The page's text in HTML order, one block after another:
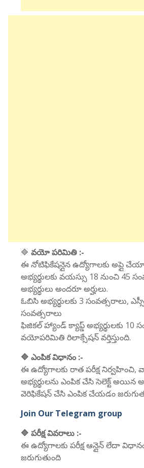
🔷 వయో పరిమితి :-
ఈ నోటిఫికేషన్లైన ఉద్యోగాలకు అప్లై
అభ్యర్థులకు వయస్సు 18 నుంచి 45
అభ్యర్థులు అందరూ అర్హులు.
ఓబిసి అభ్యర్థులకు 3 సంవత్సరాలు, ఎస్సీ
సంవత్సరాలు
ఫిజికల్ హ్యాండ్ క్యాప్డ్ అభ్యర్థులకు 10
వయోపరిమితి రిలాక్సేషన్ వర్తిస్తుంది.
🔷 ఎంపిక విధానం :-
ఈ ఉద్యోగాలకు రాత పరీక్ష
అభ్యర్థులను ఎంపిక చేసి సెలెక్ట్ అయిన
వెరిఫికేషన్ చేసి ఎంపిక చేయడం
Join Our Telegram group
🔷 పరీక్ష వివరాలు :-
ఈ ఉద్యోగాలకు పరీక్ష ఆన్లైన్ లేదా
జరుగుతుంది